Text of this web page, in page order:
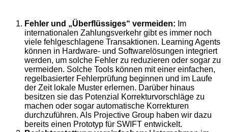
Fehler und „Überflüssiges“ vermeiden: Im
internationalen Zahlungsverkehr gibt es immer noch
viele fehlgeschlagene Transaktionen. Learning Agents
können in Hardware- und Softwarelösungen integriert
werden, um solche Fehler zu reduzieren oder sogar zu
vermeiden. Solche Tools können mit einer einfachen,
regelbasierter Fehlerprüfung beginnen und im Laufe
der Zeit lokale Muster erlernen. Darüber hinaus
besitzen sie das Potenzial Korrekturvorschläge zu
machen oder sogar automatische Korrekturen
durchzuführen. Als Projective Group haben wir dazu
bereits einen Prototyp für SWIFT entwickelt.